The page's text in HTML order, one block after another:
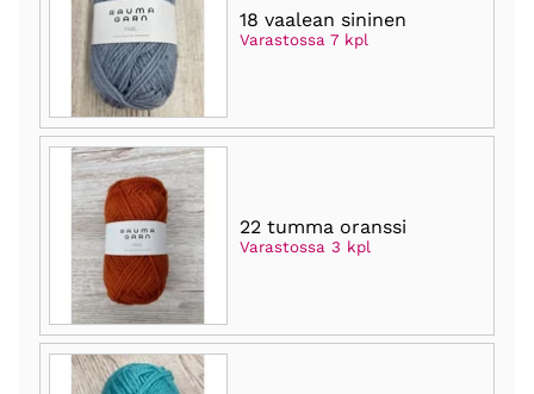
18 vaalean sininen
Varastossa 7 kpl
22 tumma oranssi
Varastossa 3 kpl